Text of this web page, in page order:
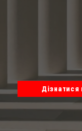
Дізнатися